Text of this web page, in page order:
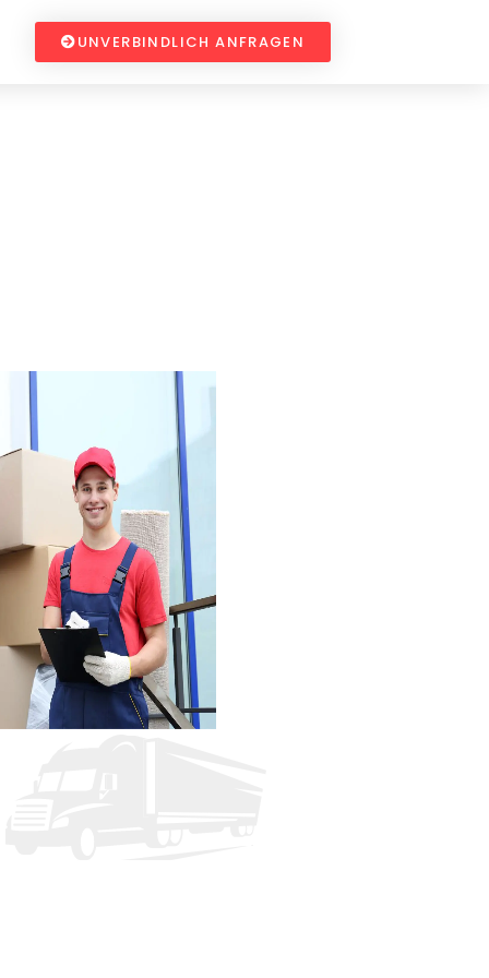
UNVERBINDLICH ANFRAGEN